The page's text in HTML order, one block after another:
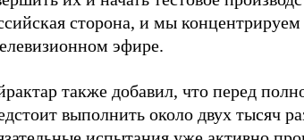
сторона, и мы
эфире.
также добавил, что перед
выполнить около двух тысяч